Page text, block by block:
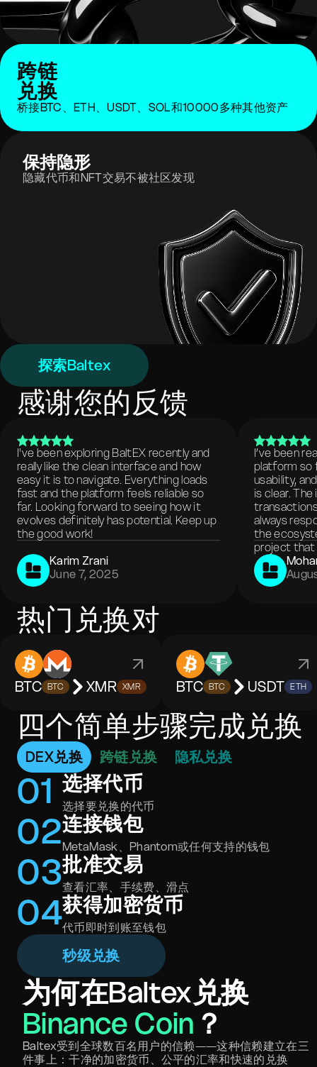
跨链
兑换
桥接BTC、ETH、USDT、SOL和10000多种其他资产
保持隐形
隐藏代币和NFT交易不被社区发现
探索Baltex
感谢您的反馈
I've been exploring BaltEX recently and
really like the clean interface and how
easy it is to navigate. Everything loads
fast and the platform feels reliable so
far. Looking forward to seeing how it
evolves definitely has potential. Keep up
the good work!
Karim Zrani
June 7, 2025
I’ve been
platform so
usability,
is clear.
always
the
project that
热门兑换对
BTC BTC XMR XMR BTC BTC USDT ETH
四个简单步骤完成兑换
DEX兑换 跨链兑换 隐私兑换
01 选择代币
选择要兑换的代币
02连接钱包
MetaMask、Phantom或任何支持的钱包
03批准交易
查看汇率、手续费、滑点
04获得加密货币
代币即时到账至钱包
秒级兑换
为何在Baltex兑换
Binance Coin ？
Baltex受到全球数百名用户的信赖——这种信赖建立在三
件事上：干净的加密货币、公平的汇率和快速的兑换